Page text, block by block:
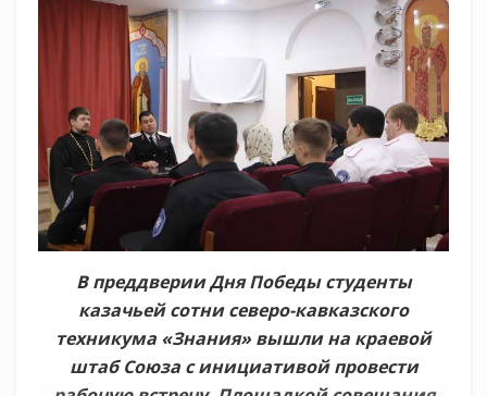
В преддверии Дня Победы студенты
казачьей сотни северо-кавказского
техникума «Знания» вышли на краевой
штаб Союза с инициативой провести